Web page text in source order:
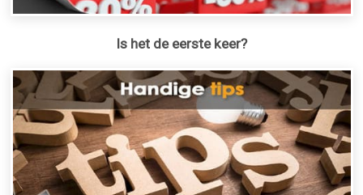
Is het de eerste keer?